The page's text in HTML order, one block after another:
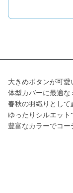
大きめボタンが可
体型カバーに最適
春秋の羽織りとし
ゆったりシルエット
豊富なカラーでコ